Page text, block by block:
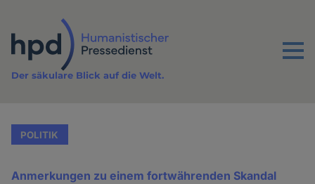
Inhalt
Menu
Der säkulare Blick auf die Welt.
POLITIK
Anmerkungen zu einem fortwährenden Skandal